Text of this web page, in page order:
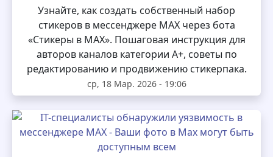
Узнайте, как создать собственный набор
стикеров в мессенджере MAX через бота
«Стикеры в MAX». Пошаговая инструкция для
авторов каналов категории А+, советы по
редактированию и продвижению стикерпака.
ср, 18 Мар. 2026 - 19:06